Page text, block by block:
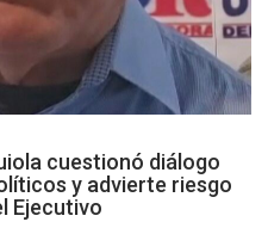
cuestionó diálogo
y advierte riesgo
Ejecutivo